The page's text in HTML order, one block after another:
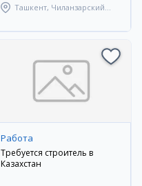
Ташкент, Чиланзарский
Работа
Требуется строитель в
Казахстан